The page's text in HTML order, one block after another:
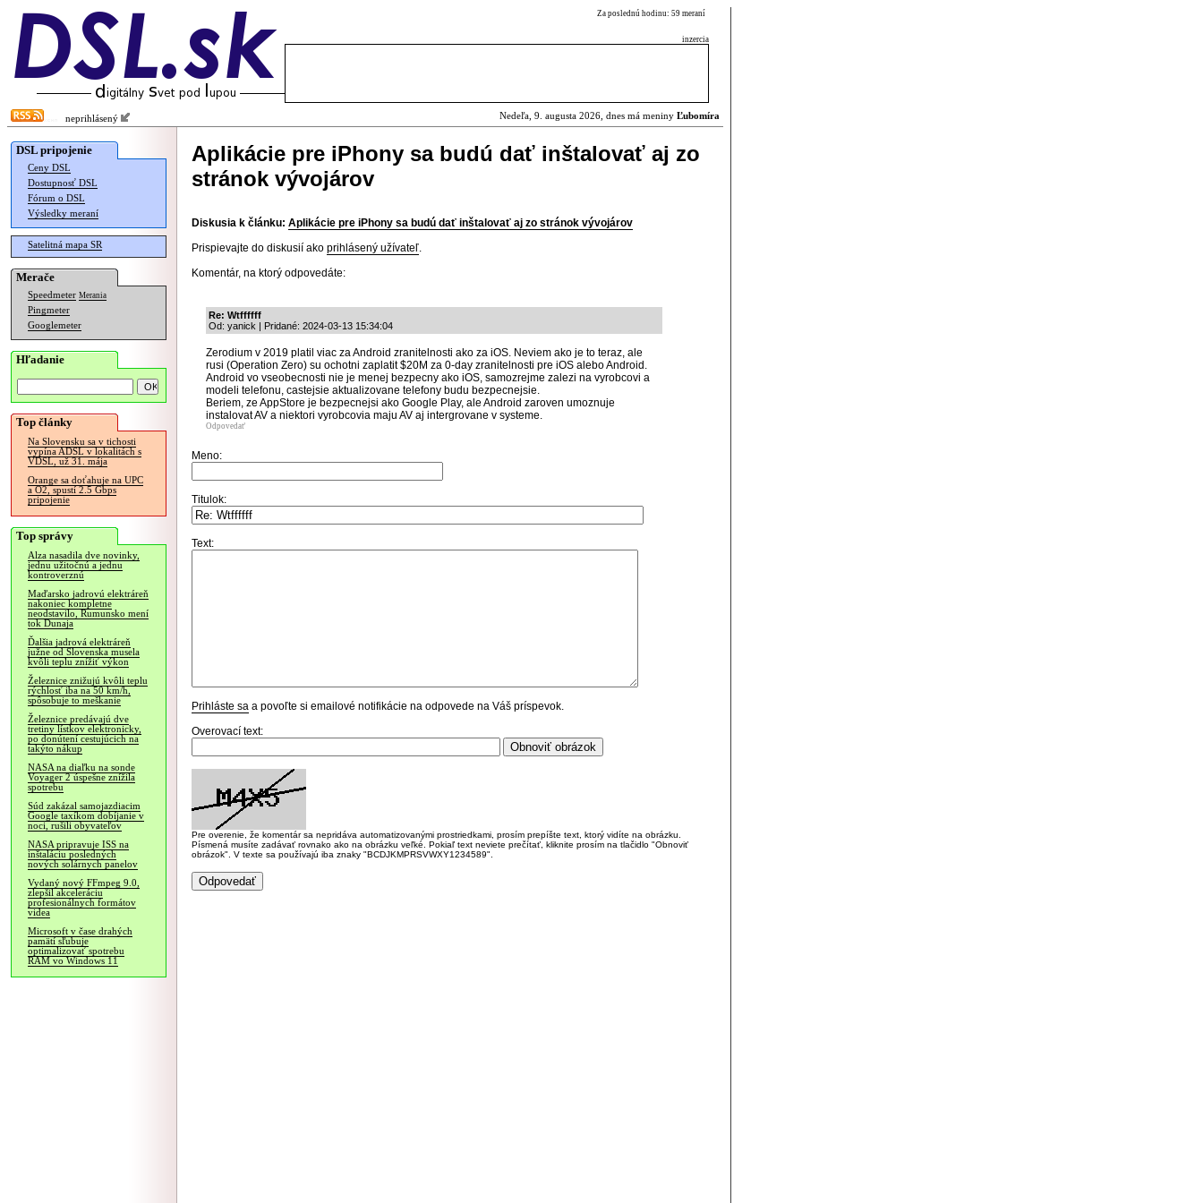
Za poslednú hodinu: 59 meraní
inzercia
neprihlásený Nedeľa, 9. augusta 2026, dnes má meniny Ľubomíra
DSL pripojenie
Ceny DSL
Dostupnosť DSL
Fórum o DSL
Výsledky meraní
Satelitná mapa SR
Merače
Speedmeter Merania
Pingmeter
Googlemeter
Hľadanie
Top články
Na Slovensku sa v tichosti
vypína ADSL v lokalitách s
VDSL, už 31. mája
Orange sa doťahuje na UPC
a O2, spustí 2.5 Gbps
pripojenie
Top správy
Alza nasadila dve novinky,
jednu užitočnú a jednu
kontroverznú
Maďarsko jadrovú elektráreň
nakoniec kompletne
neodstavilo, Rumunsko mení
tok Dunaja
Ďalšia jadrová elektráreň
južne od Slovenska musela
kvôli teplu znížiť výkon
Železnice znižujú kvôli teplu
rýchlosť iba na 50 km/h,
spôsobuje to meškanie
Železnice predávajú dve
tretiny lístkov elektronicky,
po donútení cestujúcich na
takýto nákup
NASA na diaľku na sonde
Voyager 2 úspešne znížila
spotrebu
Súd zakázal samojazdiacim
Google taxíkom dobíjanie v
noci, rušili obyvateľov
NASA pripravuje ISS na
inštaláciu posledných
nových solárnych panelov
Vydaný nový FFmpeg 9.0,
zlepšil akceleráciu
profesionálnych formátov
videa
Microsoft v čase drahých
pamätí sľubuje
optimalizovať spotrebu
RAM vo Windows 11
Aplikácie pre iPhony sa budú dať inštalovať aj zo
stránok vývojárov
Diskusia k článku: Aplikácie pre iPhony sa budú dať inštalovať aj zo stránok vývojárov
Prispievajte do diskusií ako prihlásený užívateľ.
Komentár, na ktorý odpovedáte:
Re: Wtffffff
Od: yanick | Pridané: 2024-03-13 15:34:04
Zerodium v 2019 platil viac za Android zranitelnosti ako za iOS. Neviem ako je to teraz, ale
rusi (Operation Zero) su ochotni zaplatit $20M za 0-day zranitelnosti pre iOS alebo Android.
Android vo vseobecnosti nie je menej bezpecny ako iOS, samozrejme zalezi na vyrobcovi a
modeli telefonu, castejsie aktualizovane telefony budu bezpecnejsie.
Beriem, ze AppStore je bezpecnejsi ako Google Play, ale Android zaroven umoznuje
instalovat AV a niektori vyrobcovia maju AV aj intergrovane v systeme.
Odpovedať
Meno:
Titulok:
Text:
Prihláste sa a povoľte si emailové notifikácie na odpovede na Váš príspevok.
Overovací text:
Pre overenie, že komentár sa nepridáva automatizovanými prostriedkami, prosím prepíšte text, ktorý vidíte na obrázku.
Písmená musíte zadávať rovnako ako na obrázku veľké. Pokiaľ text neviete prečítať, kliknite prosím na tlačidlo "Obnoviť
obrázok". V texte sa používajú iba znaky "BCDJKMPRSVWXY1234589".